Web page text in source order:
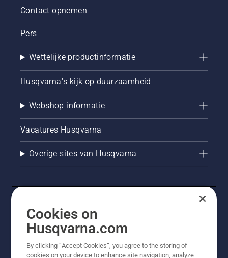
Contact opnemen
Pers
Wettelijke productinformatie
Husqvarna's kijk op duurzaamheid
Webshop informatie
Vacatures Husqvarna
Overige sites van Husqvarna
Cookies on
Husqvarna.com
By clicking “Accept Cookies”, you agree to the storing of
cookies on your device to enhance site navigation, analyze